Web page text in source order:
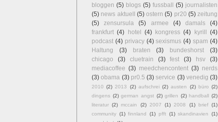
bloggen (5) blogs (5) fussball (5) journalisten
(5) news aktuell (5) ostern (5) pr20 (5) zeitung
(5)
zensursula (5) armee (4) damals
(4)
frankfurt (4) hotel (4) kongress (4) kyrill
(4)
podcast (4) privacy (4) sexismus (4) spam (4)
Haltung
(3) braten (3) bundeshorst
(3)
chicago
(3) cluetrain (3) fest (3) hsv
(3)
mediacoffee (3) meedchencontent (3) nerds
(3) obama (3) pr0.5 (3) service (3) venedig (3)
2010 (2) 2013 (2) aufschrei (2) austen (2) büro (2)
dingens (2) german angst (2) grillen (2) handball (2)
literatur (2) mccain (2) 2007 (1) 2008 (1) brief (1)
community (1) finnland (1) pfft (1) skandinavien
(1)